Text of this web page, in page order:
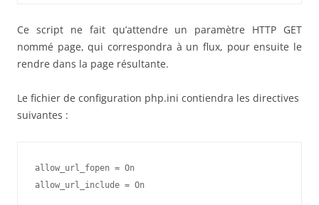
Ce script ne fait qu’attendre un paramètre HTTP GET
nommé page, qui correspondra à un flux, pour ensuite le
rendre dans la page résultante.
Le fichier de configuration php.ini contiendra les directives
suivantes :
allow_url_fopen = On